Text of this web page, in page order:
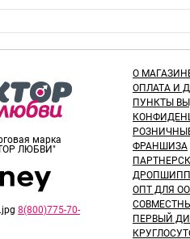
марка
ЛЮБВИ"
8(800)775-70-
О
ОПЛАТА И
ПУНКТЫ
ФРАНШИЗА
ОПТ ДЛЯ
ПЕРВЫЙ